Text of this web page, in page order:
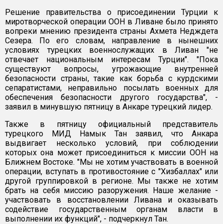
Решение правительства о присоединении Турции к
миротворческой операции ООН в Ливане было принято
вопреки мнению президента страны Ахмета Недждета
Сезера. По его словам, направление в нынешних
условиях турецких военнослужащих в Ливан "не
отвечает национальным интересам Турции". "Пока
существуют вопросы, угрожающие внутренней
безопасности страны, такие как борьба с курдскими
сепаратистами, неправильно посылать военных для
обеспечения безопасности другого государства", -
заявил в минувшую пятницу в Анкаре турецкий лидер.
Также в пятницу официальный представитель
турецкого МИД Намык Тан заявил, что Анкара
выдвигает несколько условий, при соблюдении
которых она может присоединиться к миссии ООН на
Ближнем Востоке. "Мы не хотим участвовать в военной
операции, вступать в противостояние с "Хизбаллах" или
другой группировкой в регионе. Мы также не хотим
брать на себя миссию разоружения. Наше желание -
участвовать в восстановлении Ливана и оказывать
содействие государственным органам власти в
выполнении их функций", - подчеркнул Тан.